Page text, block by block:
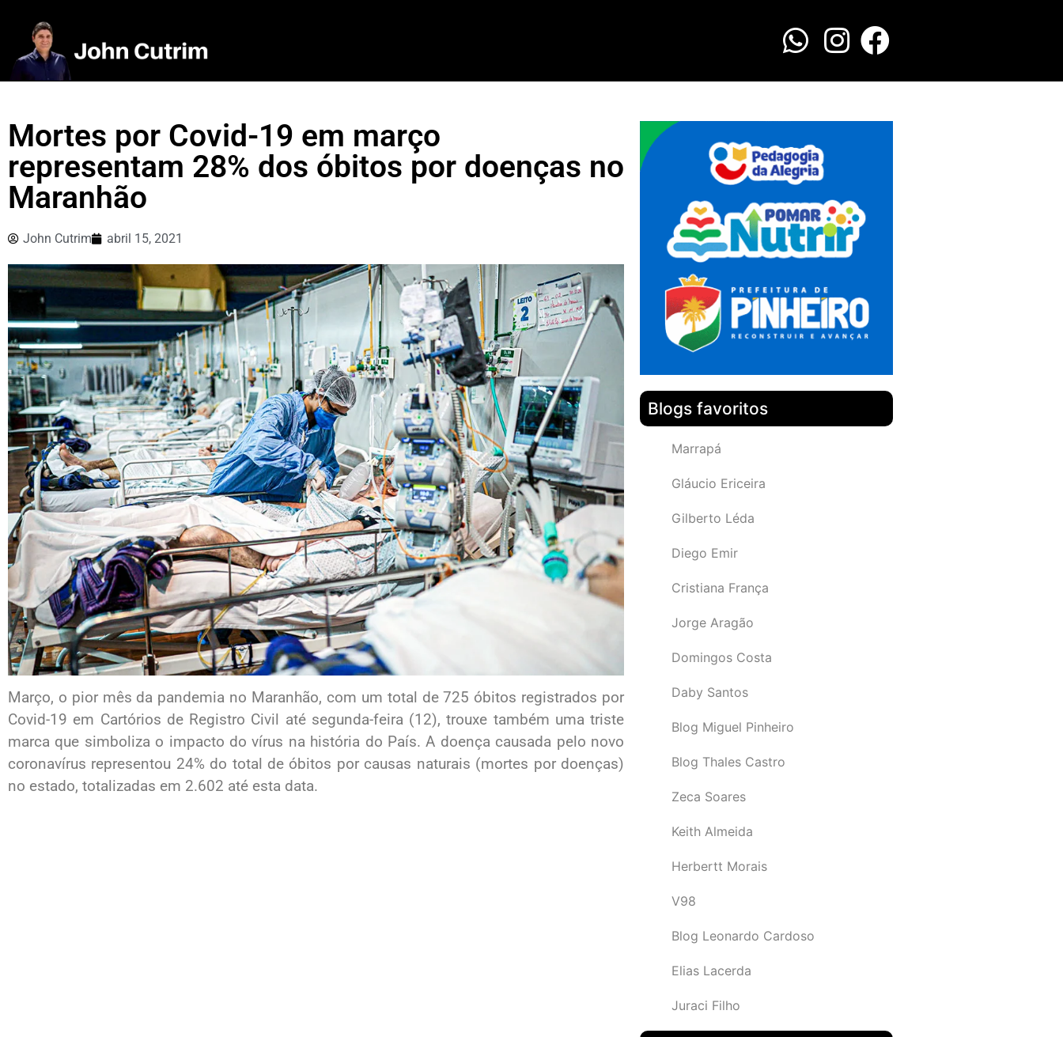
Mortes por Covid-19 em março
representam 28% dos óbitos por doenças no
Maranhão
John Cutrim abril 15, 2021
Março, o pior mês da pandemia no Maranhão, com um total de 725 óbitos registrados por
Covid-19 em Cartórios de Registro Civil até segunda-feira (12), trouxe também uma triste
marca que simboliza o impacto do vírus na história do País. A doença causada pelo novo
coronavírus representou 24% do total de óbitos por causas naturais (mortes por doenças)
no estado, totalizadas em 2.602 até esta data.
Blogs favoritos
Marrapá
Gláucio Ericeira
Gilberto Léda
Diego Emir
Cristiana França
Jorge Aragão
Domingos Costa
Daby Santos
Blog Miguel Pinheiro
Blog Thales Castro
Zeca Soares
Keith Almeida
Herbertt Morais
V98
Blog Leonardo Cardoso
Elias Lacerda
Juraci Filho